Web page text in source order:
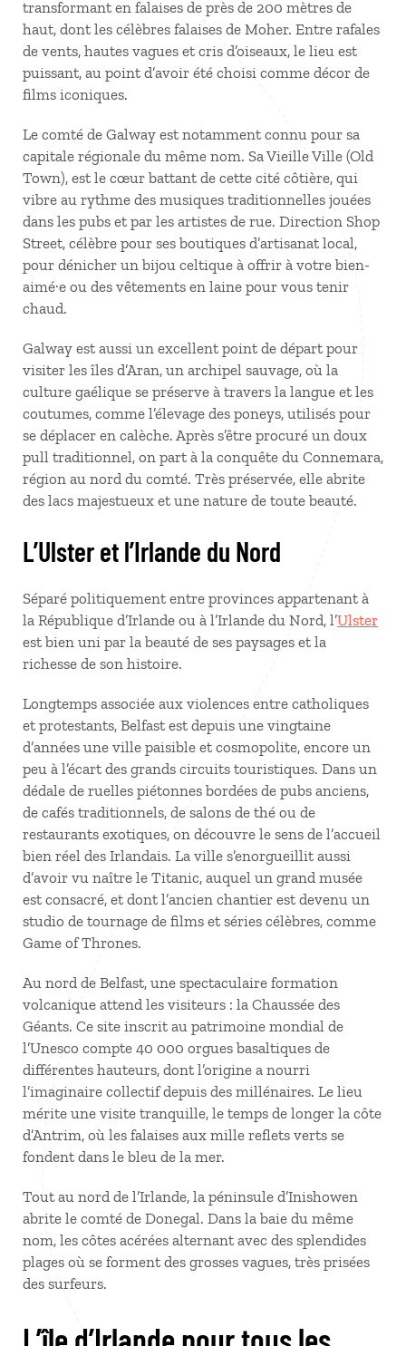
transformant en falaises de près de 200 mètres de
haut, dont les célèbres falaises de Moher. Entre rafales
de vents, hautes vagues et cris d’oiseaux, le lieu est
puissant, au point d’avoir été choisi comme décor de
films iconiques.
Le comté de Galway est notamment connu pour sa
capitale régionale du même nom. Sa Vieille Ville (Old
Town), est le cœur battant de cette cité côtière, qui
vibre au rythme des musiques traditionnelles jouées
dans les pubs et par les artistes de rue. Direction Shop
Street, célèbre pour ses boutiques d’artisanat local,
pour dénicher un bijou celtique à offrir à votre bien-
aimé·e ou des vêtements en laine pour vous tenir
chaud.
Galway est aussi un excellent point de départ pour
visiter les îles d’Aran, un archipel sauvage, où la
culture gaélique se préserve à travers la langue et les
coutumes, comme l’élevage des poneys, utilisés pour
se déplacer en calèche. Après s’être procuré un doux
pull traditionnel, on part à la conquête du Connemara,
région au nord du comté. Très préservée, elle abrite
des lacs majestueux et une nature de toute beauté.
L’Ulster et l’Irlande du Nord
Séparé politiquement entre provinces appartenant à
la République d’Irlande ou à l’Irlande du Nord, l’Ulster
est bien uni par la beauté de ses paysages et la
richesse de son histoire.
Longtemps associée aux violences entre catholiques
et protestants, Belfast est depuis une vingtaine
d’années une ville paisible et cosmopolite, encore un
peu à l’écart des grands circuits touristiques. Dans un
dédale de ruelles piétonnes bordées de pubs anciens,
de cafés traditionnels, de salons de thé ou de
restaurants exotiques, on découvre le sens de l’accueil
bien réel des Irlandais. La ville s’enorgueillit aussi
d’avoir vu naître le Titanic, auquel un grand musée
est consacré, et dont l’ancien chantier est devenu un
studio de tournage de films et séries célèbres, comme
Game of Thrones.
Au nord de Belfast, une spectaculaire formation
volcanique attend les visiteurs : la Chaussée des
Géants. Ce site inscrit au patrimoine mondial de
l’Unesco compte 40 000 orgues basaltiques de
différentes hauteurs, dont l’origine a nourri
l’imaginaire collectif depuis des millénaires. Le lieu
mérite une visite tranquille, le temps de longer la côte
d’Antrim, où les falaises aux mille reflets verts se
fondent dans le bleu de la mer.
Tout au nord de l’Irlande, la péninsule d’Inishowen
abrite le comté de Donegal. Dans la baie du même
nom, les côtes acérées alternant avec des splendides
plages où se forment des grosses vagues, très prisées
des surfeurs.